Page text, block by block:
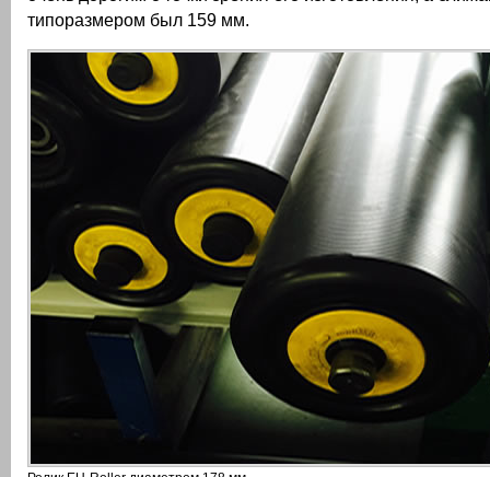
типоразмером был 159 мм.